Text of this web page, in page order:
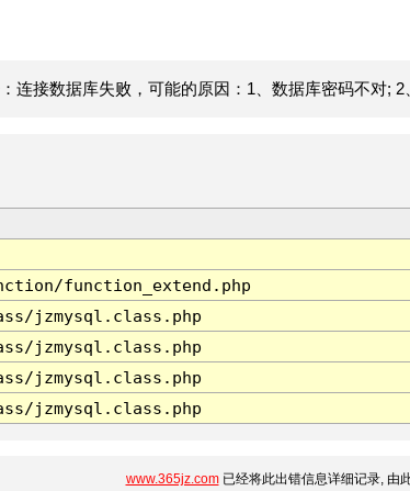
连接数据库失败，可能的原因：1、数据库密码不对; 2
function_extend.php
jzmysql.class.php
jzmysql.class.php
jzmysql.class.php
jzmysql.class.php
www.365jz.com已经将此出错信息详细记录, 由